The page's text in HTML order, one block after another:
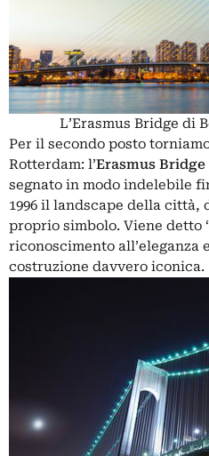
L’Erasmus Bridge di
Per il secondo posto
Rotterdam: l’Erasmus Bridge
segnato in modo indelebile
1996 il landscape della città,
proprio simbolo. Viene detto
riconoscimento all’eleganza
costruzione davvero iconica.